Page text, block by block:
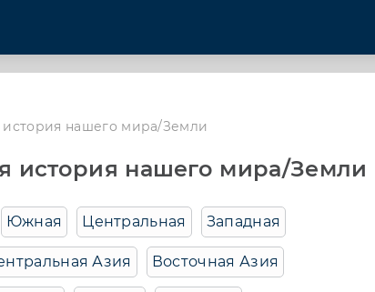
история нашего мира/Земли
история нашего мира/Земли
Южная Центральная Западная
Азия Восточная Азия